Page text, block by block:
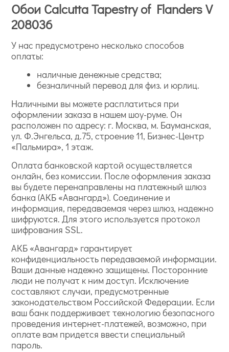
Обои Calcutta Tapestry of Flanders V
208036
У нас предусмотрено несколько способов
оплаты:
наличные денежные средства;
безналичный перевод для физ. и юрлиц.
Наличными вы можете расплатиться при
оформлении заказа в нашем шоу-руме. Он
расположен по адресу: г. Москва, м. Бауманская,
ул. Ф.Энгельса, д.75, строение 11, Бизнес-Центр
«Пальмира», 1 этаж.
Оплата банковской картой осуществляется
онлайн, без комиссии. После оформления заказа
вы будете перенаправлены на платежный шлюз
банка (АКБ «Авангард»). Соединение и
информация, передаваемая через шлюз, надежно
шифруются. Для этого используется протокол
шифрования SSL.
АКБ «Авангард» гарантирует
конфиденциальность передаваемой информации.
Ваши данные надежно защищены. Посторонние
люди не получат к ним доступ. Исключение
составляют случаи, предусмотренные
законодательством Российской Федерации. Если
ваш банк поддерживает технологию безопасного
проведения интернет-платежей, возможно, при
оплате вам придется ввести специальный
пароль.